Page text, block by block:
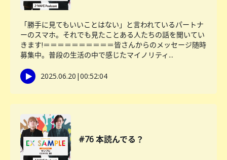
「勝手に見てもいいことはない」と言われているパートナ
ーのスマホ。それでも見たことある人たちの話を聞いてい
きます!＝＝＝＝＝＝＝＝＝＝皆さんからのメッセージ随時
募集中。普段の生活の中で感じたマイノリティ...
2025.06.20 |00:52:04
#76 本読んでる？